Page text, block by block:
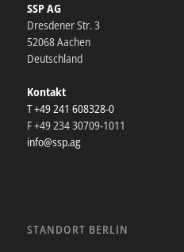
SSP AG
Dresdener Str. 3
52068 Aachen
Deutschland
Kontakt
T +49 241 608328-0
F +49 234 30709-1011
info@ssp.ag
STANDORT BERLIN